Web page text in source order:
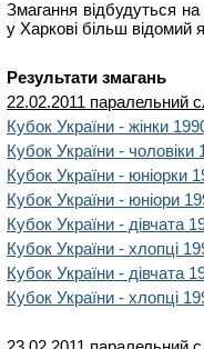
Змагання відбудуться на
у Харкові більш відомий
Результати змагань
22.02.2011 паралельний
Кубок України - жінки
Кубок України - чоловіки
Кубок України - юніорки
Кубок України - юніори
Кубок України - дівчата
Кубок України - хлопці
Кубок України - дівчата
Кубок України - хлопці